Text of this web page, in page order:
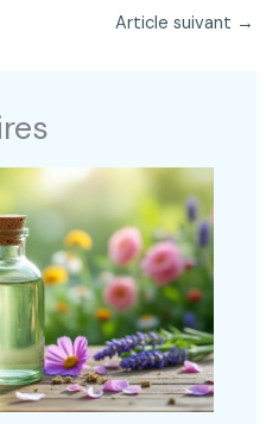
Article suivant →